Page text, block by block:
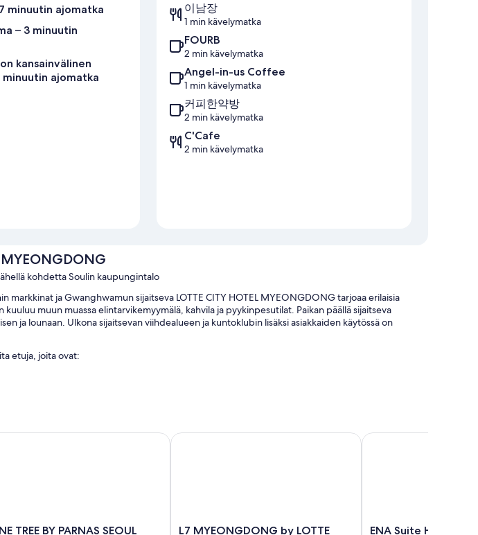
minuutin ajomatka
– 3 minuutin
kansainvälinen
minuutin ajomatka
이남장
1 min kävelymatka
FOURB
2 min kävelymatka
Angel-in-us Coffee
1 min kävelymatka
커피한약방
2 min kävelymatka
C'Cafe
2 min kävelymatka
MYEONGDONG
kohdetta Soulin kaupungintalo
markkinat ja Gwanghwamun sijaitseva LOTTE CITY HOTEL MYEONGDONG tarjoaa erilaisia
muun muassa elintarvikemyymälä, kahvila ja pyykinpesutilat. Paikan päällä sijaitseva
ja lounaan. Ulkona sijaitsevan viihdealueen ja kuntoklubin lisäksi asiakkaiden käytössä on
etuja, joita ovat:
omatoiminen pysäköinti (lisämaksusta) ja juomavesiautomaatti
aamiaista, avuliasta henkilökuntaa ja sijaintia
lukeutuvat:
2
TREE BY PARNAS SEOUL
TREE BY PARNAS SEOUL INSADONG
L7
L7 MYEONGDONG by LOTTE
L7 MYEONGDONG by LOTTE HOTELS
ENA
ENA Suite Hotel
ENA Suite Hotel